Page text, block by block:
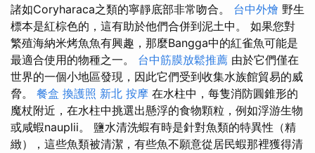
諸如Coryharaca之類的寧靜底部非常吻合。 台中外燴 野生
標本是紅棕色的，這有助於他們合併到泥土中。 如果您對
繁殖海納米烤魚魚有興趣，那麼Bangga中的紅雀魚可能是
最適合使用的物種之一。 台中筋膜放鬆推薦 由於它們僅在
世界的一個小地區發現，因此它們受到收集水族館貿易的威
脅。 餐盒 換護照 新北 按摩 在水柱中，每隻消防圓錐形的
魔杖附近，在水柱中挑選出懸浮的食物顆粒，例如浮游生物
或咸蝦nauplii。 鹽水清洗蝦有時是針對魚類的特異性（精
緻），這些魚類被清潔，有些魚不願意從居民蝦那裡獲得清